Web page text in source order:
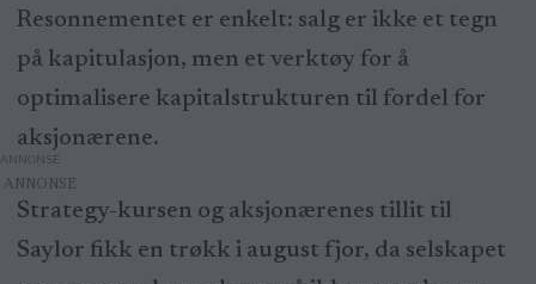
Resonnementet er enkelt: salg er ikke et tegn
på kapitulasjon, men et verktøy for å
optimalisere kapitalstrukturen til fordel for
aksjonærene.
ANNONSE
Strategy-kursen og aksjonærenes tillit til
Saylor fikk en trøkk i august fjor, da selskapet